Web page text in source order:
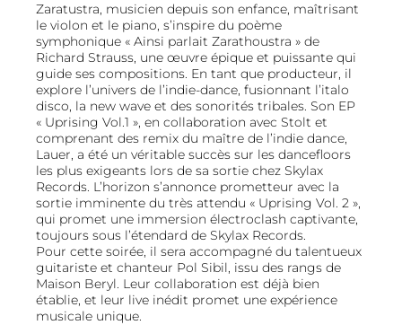
Zaratustra, musicien depuis son enfance, maîtrisant
le violon et le piano, s’inspire du poème
symphonique « Ainsi parlait Zarathoustra » de
Richard Strauss, une œuvre épique et puissante qui
guide ses compositions. En tant que producteur, il
explore l’univers de l’indie-dance, fusionnant l’italo
disco, la new wave et des sonorités tribales. Son EP
« Uprising Vol.1 », en collaboration avec Stolt et
comprenant des remix du maître de l’indie dance,
Lauer, a été un véritable succès sur les dancefloors
les plus exigeants lors de sa sortie chez Skylax
Records. L’horizon s’annonce prometteur avec la
sortie imminente du très attendu « Uprising Vol. 2 »,
qui promet une immersion électroclash captivante,
toujours sous l’étendard de Skylax Records.
Pour cette soirée, il sera accompagné du talentueux
guitariste et chanteur Pol Sibil, issu des rangs de
Maison Beryl. Leur collaboration est déjà bien
établie, et leur live inédit promet une expérience
musicale unique.